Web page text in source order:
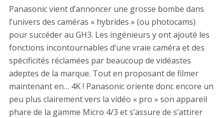
Panasonic vient d’annoncer une grosse bombe dans
l’univers des caméras « hybrides » (ou photocams)
pour succéder au GH3. Les ingénieurs y ont ajouté les
fonctions incontournables d’une vraie caméra et des
spécificités réclamées par beaucoup de vidéastes
adeptes de la marque. Tout en proposant de filmer
maintenant en… 4K ! Panasonic oriente donc encore un
peu plus clairement vers la vidéo « pro » son appareil
phare de la gamme Micro 4/3 et s’assure de s’attirer